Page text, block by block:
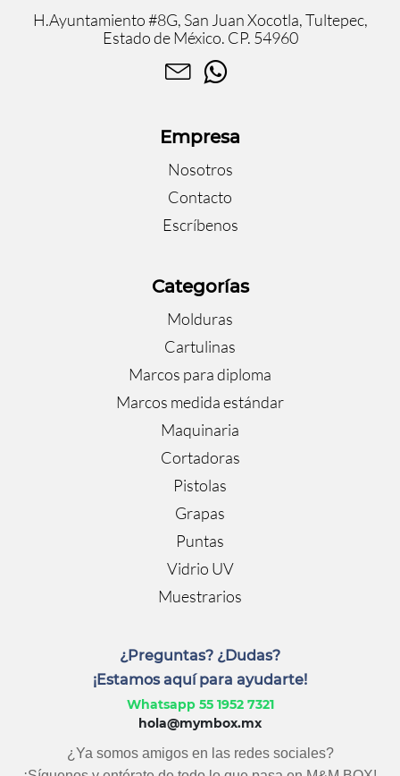
H.Ayuntamiento #8G, San Juan Xocotla, Tultepec,
Estado de México. CP. 54960
Empresa
Nosotros
Contacto
Escríbenos
Categorías
Molduras
Cartulinas
Marcos para diploma
Marcos medida estándar
Maquinaria
Cortadoras
Pistolas
Grapas
Puntas
Vidrio UV
Muestrarios
¿Preguntas? ¿Dudas?
¡Estamos aquí para ayudarte!
Whatsapp 55 1952 7321
hola@mymbox.mx
¿Ya somos amigos en las redes sociales?